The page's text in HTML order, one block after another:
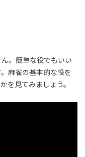
。簡単な役でもいい
麻雀の基本的な役を
を見てみましょう。